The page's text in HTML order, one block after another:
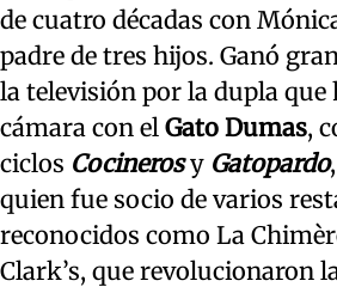
de cuatro décadas con
padre de tres hijos. Ganó
la televisión por la dupla que
cámara con el Gato Dumas,
ciclos Cocinerosy Gatopardo
quien fue socio de varios
reconocidos como La
Clark’s, que revolucionaron